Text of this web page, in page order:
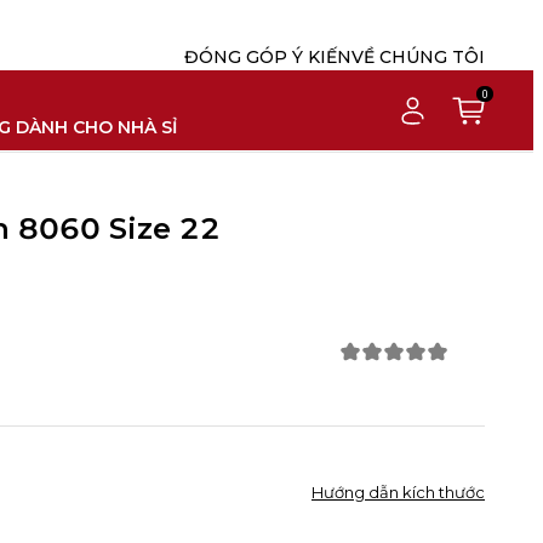
ĐÓNG GÓP Ý KIẾNVỀ CHÚNG TÔI
DÀNH CHO NHÀ SỈ
0
Hướng dẫn kích thước
8060 Size 22